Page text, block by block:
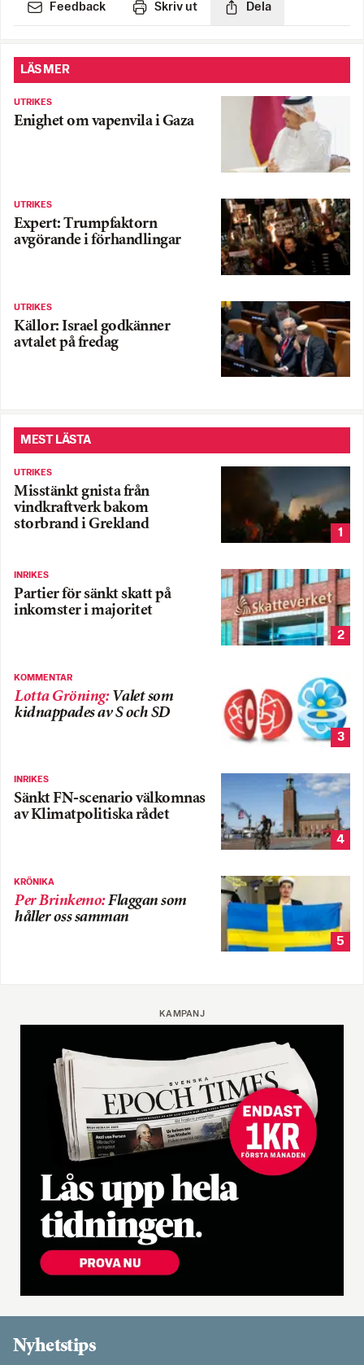
Feedback Skriv ut Dela
LÄS MER
UTRIKES
Enighet om vapenvila i Gaza
UTRIKES
Expert: Trumpfaktorn
avgörande i förhandlingar
UTRIKES
Källor: Israel godkänner
avtalet på fredag
MEST LÄSTA
UTRIKES
Misstänkt gnista från
vindkraftverk bakom
storbrand i Grekland
1
INRIKES
Partier för sänkt skatt på
inkomster i majoritet
2
KOMMENTAR
Lotta Gröning: Valet som
kidnappades av S och SD
3
INRIKES
Sänkt FN-scenario välkomnas
av Klimatpolitiska rådet
4
KRÖNIKA
Per Brinkemo:Flaggan som
håller oss samman
5
KAMPANJ
Nyhetstips